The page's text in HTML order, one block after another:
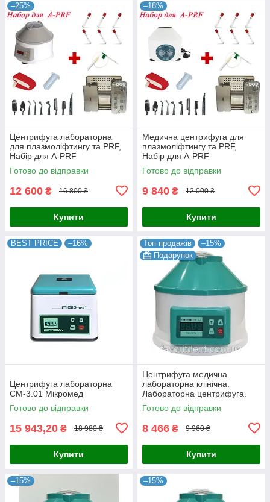
–25%
Центрифуга лабораторна
для плазмоліфтингу та PRF,
Набір для A-PRF
Готово до відправки
12 600 ₴ 16 800 ₴
Купити
–18%
Медична центрифуга для
плазмоліфтингу та PRF,
Набір для A-PRF
Готово до відправки
9 840 ₴ 12 000 ₴
Купити
BEST PRICE –16%
Центрифуга лабораторна
СМ-3.01 Мікромед
Готово до відправки
15 943,20 ₴ 18 980 ₴
Купити
Топ продажів
–15%
Подарунок
Центрифуга медична
лабораторна клінічна.
Лабораторна центрифуга.
Центрифуга лабораторна
Готово до відправки
8 466 ₴ 9 960 ₴
Купити
–15% –15%